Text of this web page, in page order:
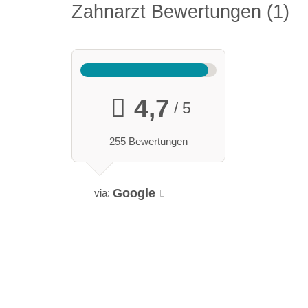
Zahnarzt Bewertungen 1
4,7 / 5
255 Bewertungen
via: Google